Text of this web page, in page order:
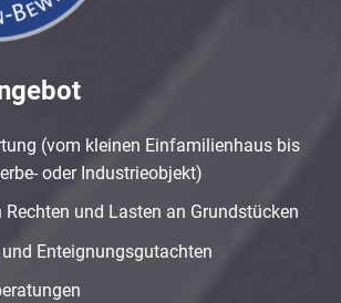
(vom kleinen Einfamilienhaus bis
oder Industrieobjekt)
Rechten und Lasten an Grundstücken
Enteignungsgutachten